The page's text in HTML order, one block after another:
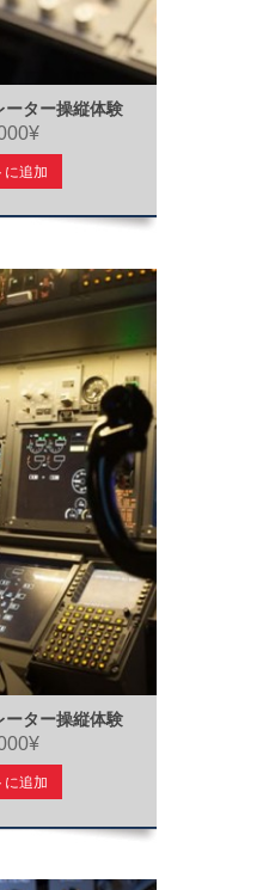
ター操縦体験
に追加
ター操縦体験
に追加